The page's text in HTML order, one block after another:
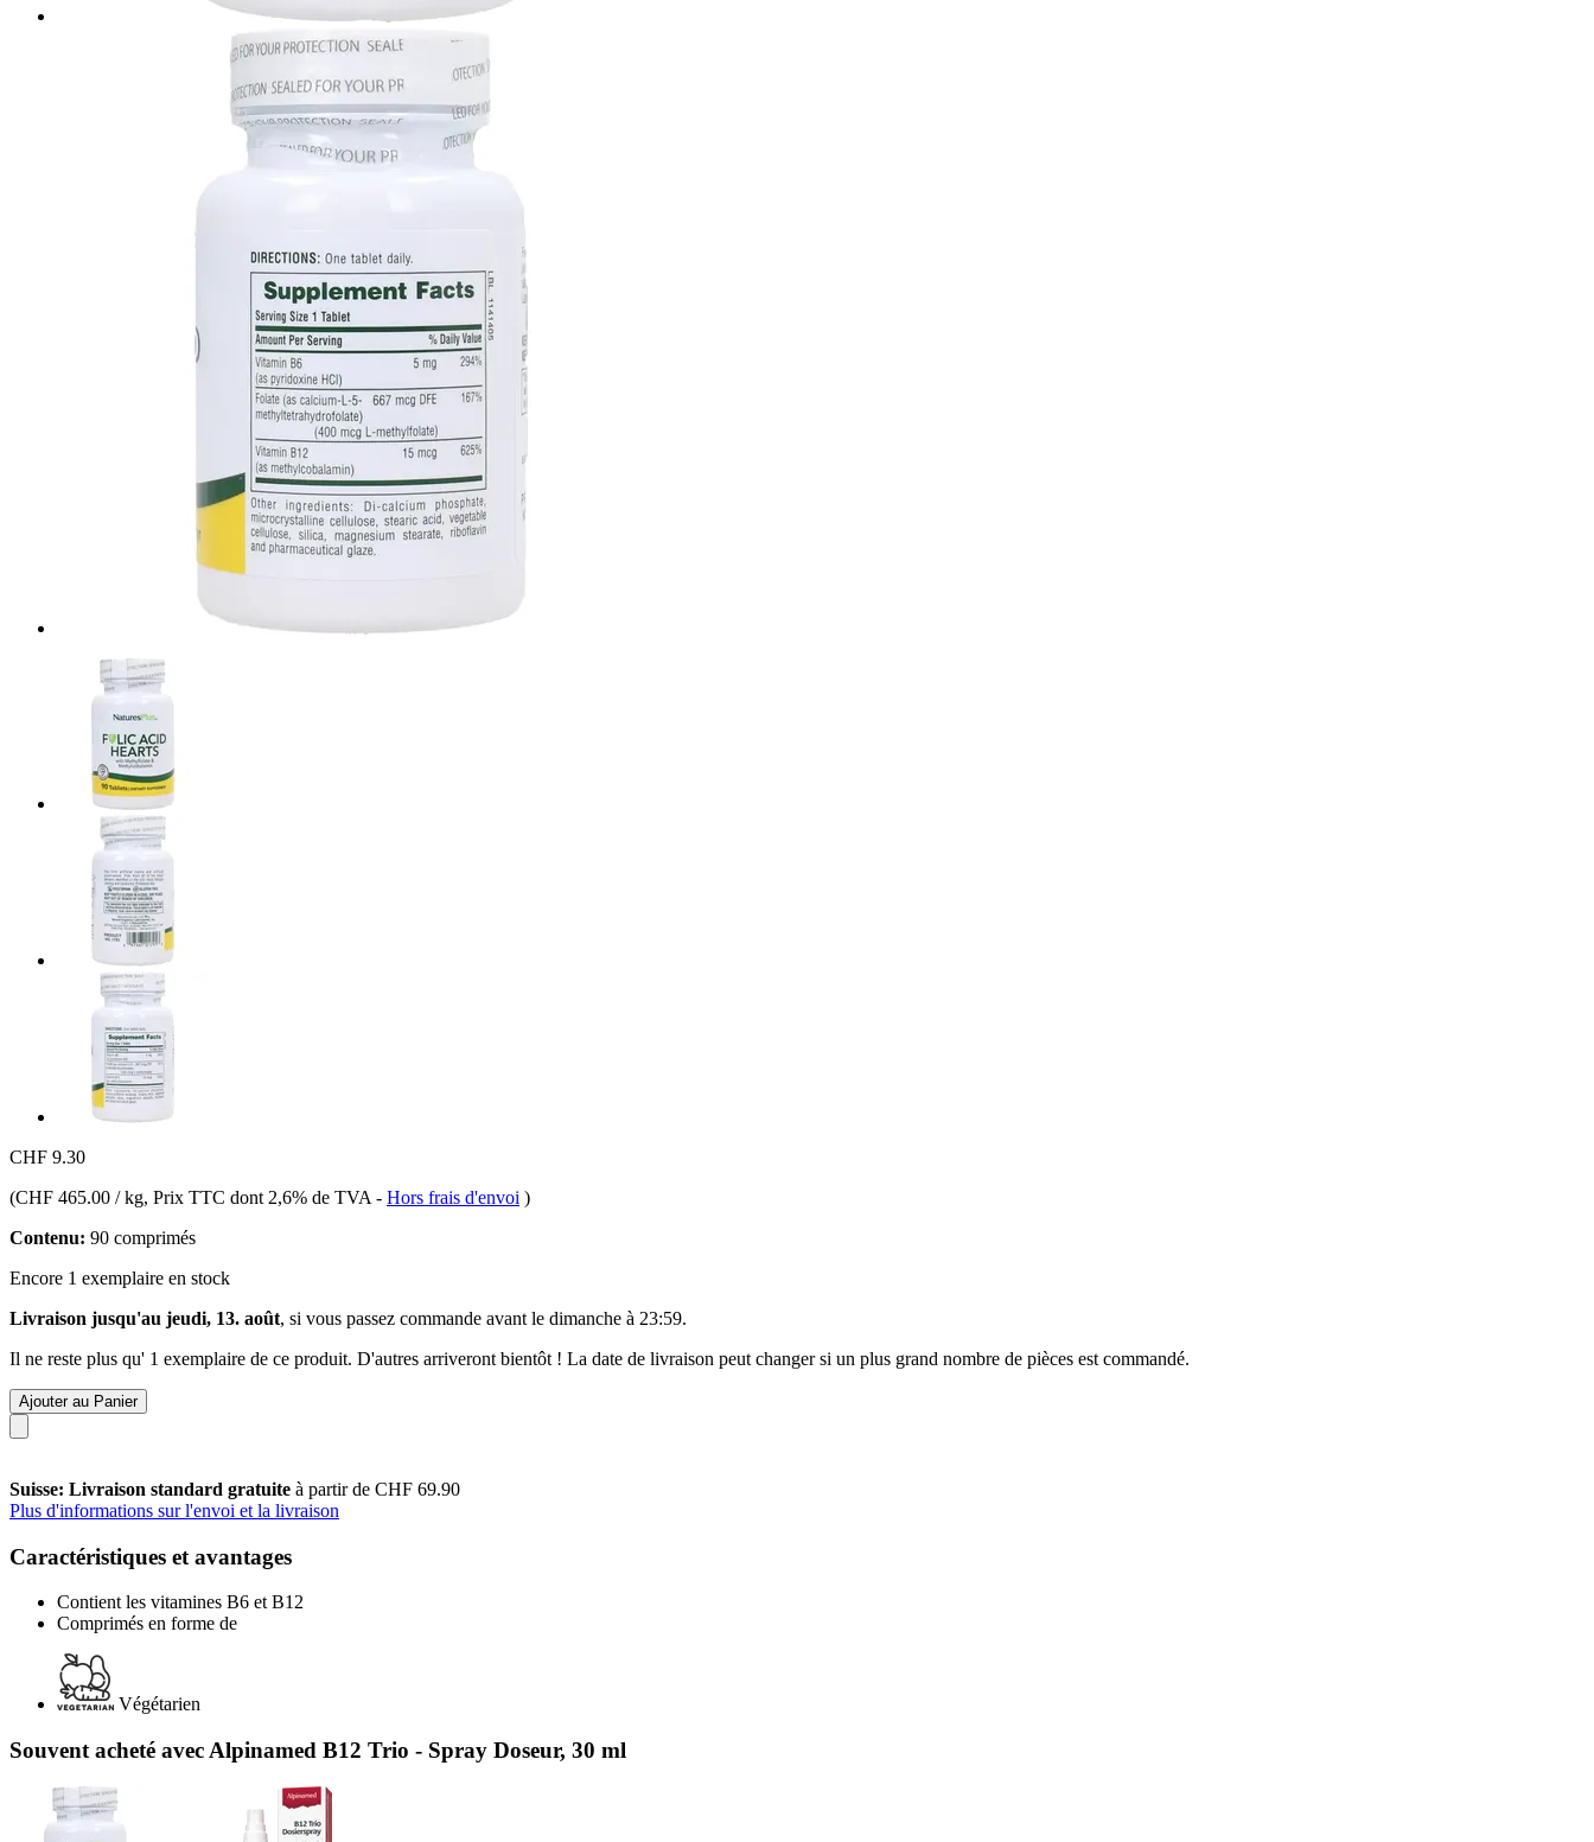
CHF 9.30
(CHF 465.00 / kg, Prix TTC dont 2,6% de TVA - Hors frais d'envoi )
Contenu: 90 comprimés
Encore 1 exemplaire en stock
Livraison jusqu'au jeudi, 13. août, si vous passez commande avant le dimanche à 23:59.
Il ne reste plus qu' 1 exemplaire de ce produit. D'autres arriveront bientôt ! La date de livraison peut changer si un plus grand nombre de pièces est commandé.
Ajouter au Panier
Suisse: Livraison standard gratuite à partir de CHF 69.90
Plus d'informations sur l'envoi et la livraison
Caractéristiques et avantages
Contient les vitamines B6 et B12
Comprimés en forme de
Végétarien
Souvent acheté avec Alpinamed B12 Trio - Spray Doseur, 30 ml